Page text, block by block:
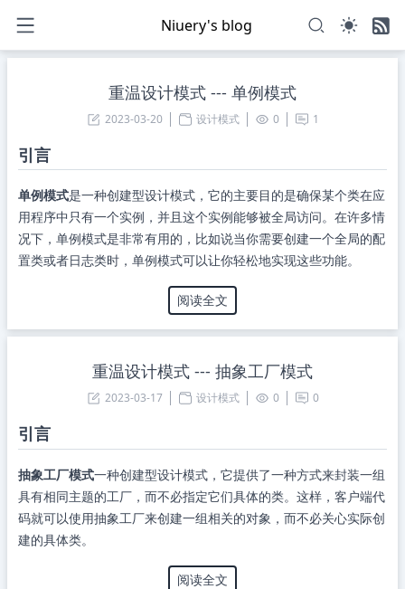
Niuery's blog
重温设计模式 --- 单例模式
2023-03-20 设计模式 0 1
引言
单例模式是一种创建型设计模式，它的主要目的是确保某个类在应
用程序中只有一个实例，并且这个实例能够被全局访问。在许多情
况下，单例模式是非常有用的，比如说当你需要创建一个全局的配
置类或者日志类时，单例模式可以让你轻松地实现这些功能。
阅读全文
重温设计模式 --- 抽象工厂模式
2023-03-17 设计模式 0 0
引言
抽象工厂模式一种创建型设计模式，它提供了一种方式来封装一组
具有相同主题的工厂，而不必指定它们具体的类。这样，客户端代
码就可以使用抽象工厂来创建一组相关的对象，而不必关心实际创
建的具体类。
阅读全文